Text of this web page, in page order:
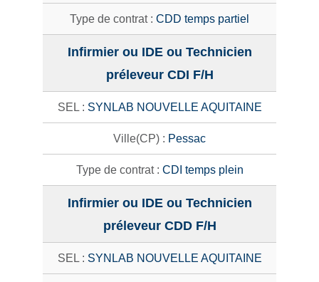
CDD temps partiel
Infirmier ou IDE ou Technicien
préleveur CDI F/H
SYNLAB NOUVELLE AQUITAINE
Pessac
CDI temps plein
Infirmier ou IDE ou Technicien
préleveur CDD F/H
SYNLAB NOUVELLE AQUITAINE